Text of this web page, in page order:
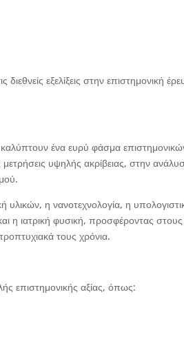
εξελίξεις στην επιστημονική
καλύπτουν ένα ευρύ φάσμα
υψηλής ακρίβειας, στην
υλικών, η νανοτεχνολογία, η
η ιατρική φυσική, προσφέροντας στους
τους χρόνια.
επιστημονικής αξίας, όπως: